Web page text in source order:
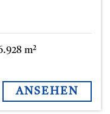
m²
ANSEHEN